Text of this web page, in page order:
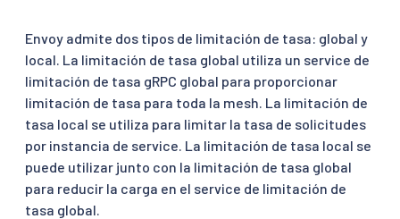
Envoy admite dos tipos de limitación de tasa: global y
local. La limitación de tasa global utiliza un service de
limitación de tasa gRPC global para proporcionar
limitación de tasa para toda la mesh. La limitación de
tasa local se utiliza para limitar la tasa de solicitudes
por instancia de service. La limitación de tasa local se
puede utilizar junto con la limitación de tasa global
para reducir la carga en el service de limitación de
tasa global.